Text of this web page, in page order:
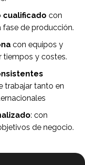
cualificado con
fase de producción.
con equipos y
tiempos y costes.
trabajar tanto en
: con
de negocio.